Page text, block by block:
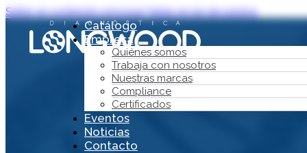
Saltar al contenido principal Saltar al pie de página
Catálogo
Empresa
Quiénes somos
Trabaja con nosotros
Nuestras marcas
Compliance
Certificados
Eventos
Noticias
Contacto